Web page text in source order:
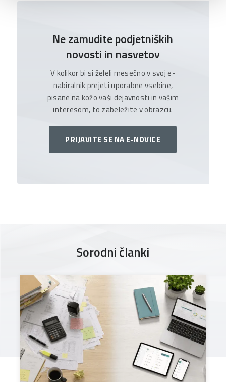
Ne zamudite podjetniških
novosti in nasvetov
V kolikor bi si želeli mesečno v svoj e-
nabiralnik prejeti uporabne vsebine,
pisane na kožo vaši dejavnosti in vašim
interesom, to zabeležite v obrazcu.
PRIJAVITE SE NA E-NOVICE
Sorodni članki